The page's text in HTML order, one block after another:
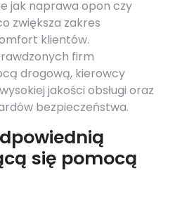
jak naprawa opon czy
zwiększa zakres
klientów.
firm
drogową, kierowcy
jakości obsługi oraz
bezpieczeństwa.
się pomocą